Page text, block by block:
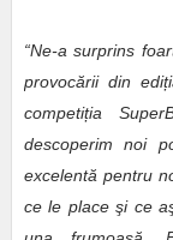
“Ne-a surprins
provocării din ediț
competiția
descoperim noi
excelentă pentru
ce le place şi ce